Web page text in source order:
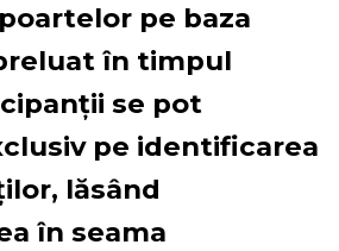
pe baza
în timpul
se pot
pe identificarea
lăsând
în seama